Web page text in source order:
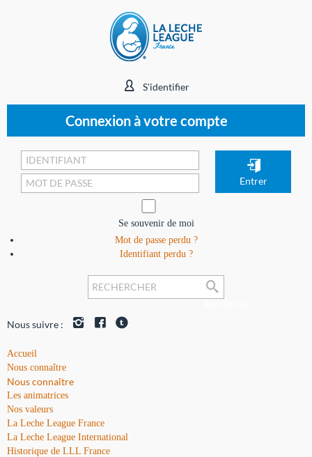
S'identifier
Connexion à votre compte
Se souvenir de moi
Mot de passe perdu ?
Identifiant perdu ?
Nous suivre :
Accueil
Nous connaître
Nous connaître
Les animatrices
Nos valeurs
La Leche League France
La Leche League International
Historique de LLL France